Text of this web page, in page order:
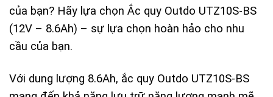
của bạn? Hãy lựa chọn Ắc quy Outdo UTZ10S-BS
(12V – 8.6Ah) – sự lựa chọn hoàn hảo cho nhu
cầu của bạn.
Với dung lượng 8.6Ah, ắc quy Outdo UTZ10S-BS